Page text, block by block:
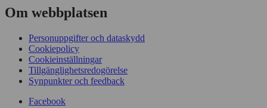
Om webbplatsen
Personuppgifter och dataskydd
Cookiepolicy
Cookieinställningar
Tillgänglighetsredogörelse
Synpunkter och feedback
Facebook